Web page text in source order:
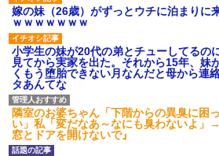
【愕然】白のクラウン俺氏、
高速道路左車線を制限速度で走
った結果wwwwwwwwwwww
百年の恋12-899 食べた量を
張り合ってくる
【悲報】佐藤輝明・・・２軍
でも盛大にやらかす←あまり悲
しませないでくれ
嫁の妹（26歳）がずっとウチに泊まりに
ｗｗｗｗｗｗｗ
小学生の妹が20代の弟とチューしてるの
見てから実家を出た。それから15年、妹
くもう堕胎できない月なんだと母から連
タあんてな
隣室のお婆ちゃん「下階からの異臭に困
い」私「変だなあ～なにも臭わないよ」
窓とドアを開けないで』